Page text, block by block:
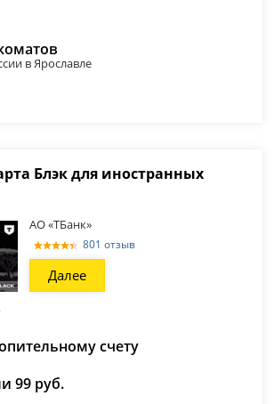
в Ярославле
Блэк для иностранных
АО «ТБанк»
801 отзыв
Далее
счету
99 руб.